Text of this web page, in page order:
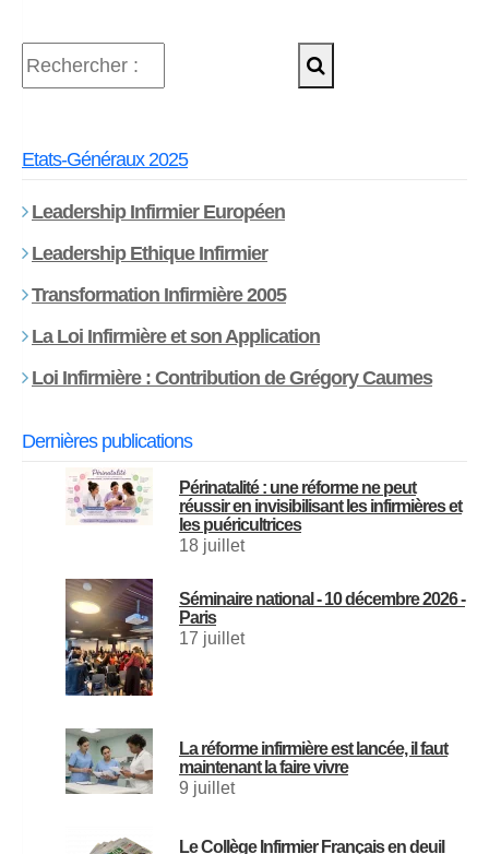
Etats-Généraux 2025
Leadership Infirmier Européen
Leadership Ethique Infirmier
Transformation Infirmière 2005
La Loi Infirmière et son Application
Loi Infirmière : Contribution de Grégory Caumes
Dernières publications
Périnatalité : une réforme ne peut
réussir en invisibilisant les infirmières et
les puéricultrices
18 juillet
Séminaire national - 10 décembre 2026 -
Paris
17 juillet
La réforme infirmière est lancée, il faut
maintenant la faire vivre
9 juillet
Le Collège Infirmier Français en deuil